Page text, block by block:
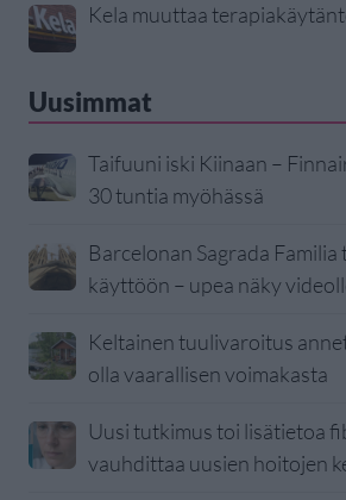
Kela muuttaa
Uusimmat
Taifuuni iski Kiinaan –
30 tuntia myöhässä
Barcelonan Sagrada
käyttöön – upea näky
Keltainen tuulivaroitus
olla vaarallisen voimakasta
Uusi tutkimus toi lisätietoa
vauhdittaa uusien hoitojen